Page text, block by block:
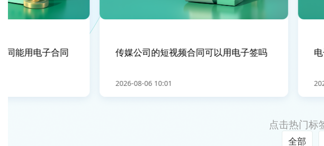
能用电子合同 传媒公司的短视频合同可以用电子签吗
2026-08-06 10:01
电
点击热门标
全部